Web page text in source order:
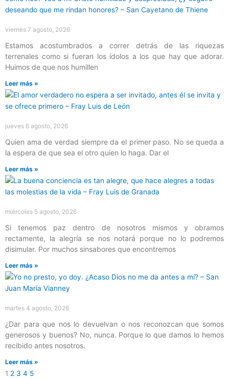
viernes 7 agosto, 2026
Estamos acostumbrados a correr detrás de las riquezas
terrenales como si fueran los ídolos a los que hay que adorar.
Huimos de que nos humillen
Leer más »
jueves 6 agosto, 2026
Quien ama de verdad siempre da el primer paso. No se queda a
la espera de que sea el otro quien lo haga. Dar el
Leer más »
miércoles 5 agosto, 2026
Si tenemos paz dentro de nosotros mismos y obramos
rectamente, la alegría se nos notará porque no lo podremos
disimular. Por muchos sinsabores que encontremos
Leer más »
martes 4 agosto, 2026
¿Dar para que nos lo devuelvan o nos reconozcan que somos
generosos y buenos? No, nunca. Porque lo que damos lo hemos
recibido antes nosotros.
Leer más »
1 2 3 4 5